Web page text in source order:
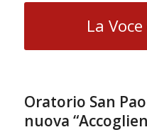
La
Oratorio San
nuova